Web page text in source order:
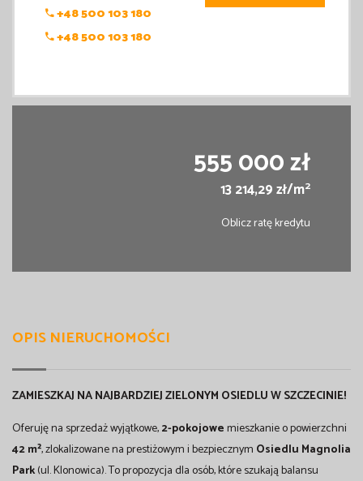
+48 500 103 180
+48 500 103 180
555 000 zł
13 214,29 zł/m2
Oblicz ratę kredytu
OPIS NIERUCHOMOŚCI
ZAMIESZKAJ NA NAJBARDZIEJ ZIELONYM OSIEDLU W SZCZECINIE!
Oferuję na sprzedaż wyjątkowe,2-pokojowemieszkanie o powierzchni
42 m², zlokalizowane na prestiżowym i bezpiecznym Osiedlu Magnolia
Park(ul. Klonowica). To propozycja dla osób, które szukają balansu